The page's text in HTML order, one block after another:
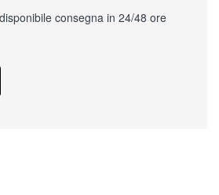
consegna in 24/48 ore